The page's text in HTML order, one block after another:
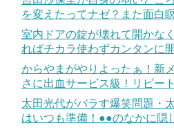
を変えたってナゼ？また面白
室内ドアの錠が壊れて開かな
ればチカラ使わずカンタンに
からやまがやりよったぁ！新
さに出血サービス級！リピー
太田光代がバラす爆笑問題・
はいつも準備！●●のなかに隠